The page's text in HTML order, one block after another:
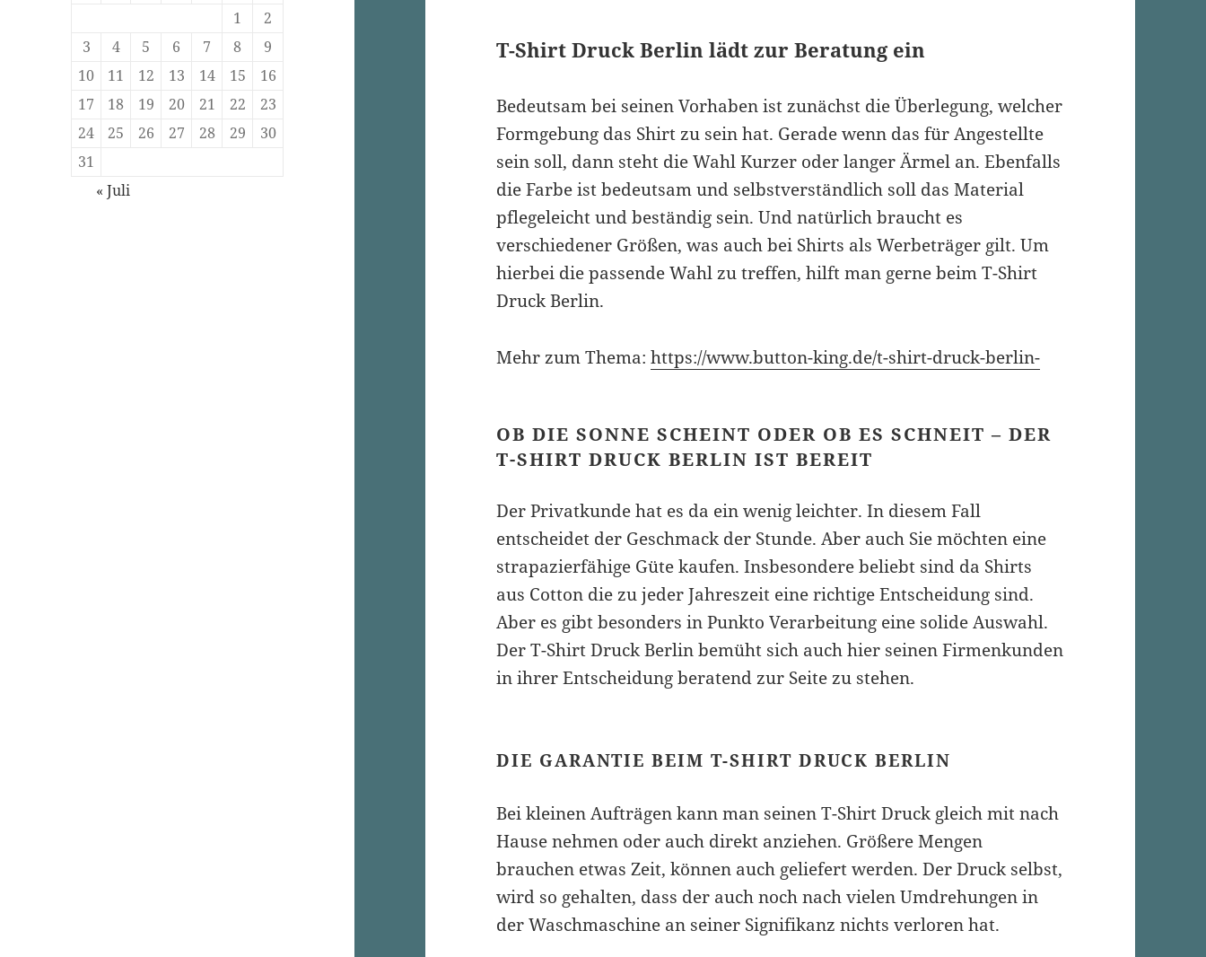
1
2
3
4 5 6 7 8
9
10
11 12 13 14 15
16
17
18 19 20 21 22
23
24
25 26 27 28 29
30
31
« Juli
T-Shirt Druck Berlin lädt zur Beratung ein
Bedeutsam bei seinen Vorhaben ist zunächst die Überlegung, welcher
Formgebung das Shirt zu sein hat. Gerade wenn das für Angestellte
sein soll, dann steht die Wahl Kurzer oder langer Ärmel an. Ebenfalls
die Farbe ist bedeutsam und selbstverständlich soll das Material
pflegeleicht und beständig sein. Und natürlich braucht es
verschiedener Größen, was auch bei Shirts als Werbeträger gilt. Um
hierbei die passende Wahl zu treffen, hilft man gerne beim T-Shirt
Druck Berlin.
Mehr zum Thema:https://www.button-king.de/t-shirt-druck-berlin-
OB DIE SONNE SCHEINT ODER OB ES SCHNEIT – DER
T-SHIRT DRUCK BERLIN IST BEREIT
Der Privatkunde hat es da ein wenig leichter. In diesem Fall
entscheidet der Geschmack der Stunde. Aber auch Sie möchten eine
strapazierfähige Güte kaufen. Insbesondere beliebt sind da Shirts
aus Cotton die zu jeder Jahreszeit eine richtige Entscheidung sind.
Aber es gibt besonders in Punkto Verarbeitung eine solide Auswahl.
Der T-Shirt Druck Berlin bemüht sich auch hier seinen Firmenkunden
in ihrer Entscheidung beratend zur Seite zu stehen.
DIE GARANTIE BEIM T-SHIRT DRUCK BERLIN
Bei kleinen Aufträgen kann man seinen T-Shirt Druck gleich mit nach
Hause nehmen oder auch direkt anziehen. Größere Mengen
brauchen etwas Zeit, können auch geliefert werden. Der Druck selbst,
wird so gehalten, dass der auch noch nach vielen Umdrehungen in
der Waschmaschine an seiner Signifikanz nichts verloren hat.